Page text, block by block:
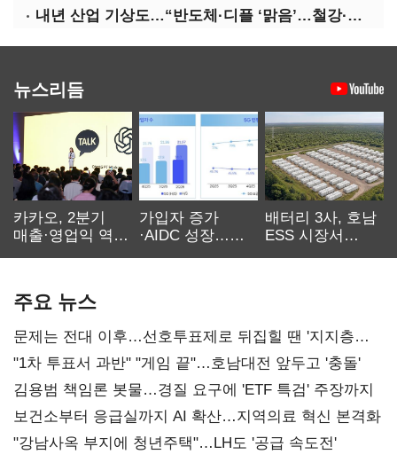
내년 산업 기상도…“반도체·디플 ‘맑음’…철강·석화 ‘흐림’”
뉴스리듬
카카오, 2분기
매출·영업익 역대
가입자 증가
·AIDC 성장…
배터리 3사, 호남
ESS 시장서
주요 뉴스
문제는 전대 이후…선호투표제로 뒤집힐 땐 '지지층
불복'
"1차 투표서 과반" "게임 끝"…호남대전 앞두고 '충돌'
김용범 책임론 봇물…경질 요구에 'ETF 특검' 주장까지
보건소부터 응급실까지 AI 확산…지역의료 혁신 본격화
"강남사옥 부지에 청년주택"…LH도 '공급 속도전'